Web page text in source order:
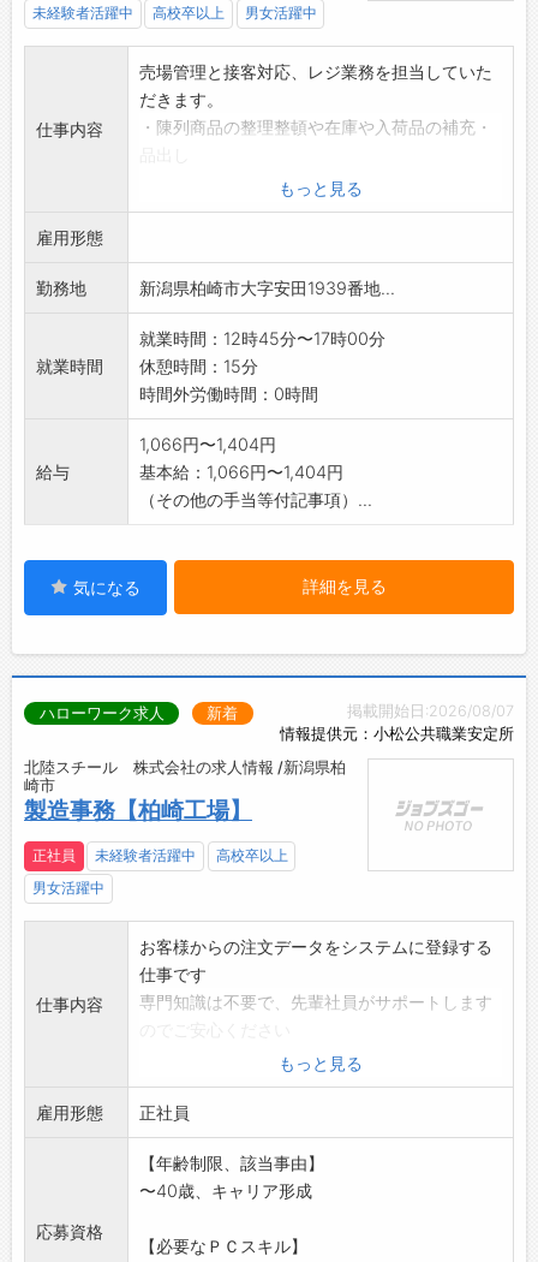
未経験者活躍中 高校卒以上 男女活躍中
仕事内容
売場管理と接客対応、レジ業務を担当していた
だきます。
・陳列商品の整理整頓や在庫や入荷品の補充・
・新商品や季節に応じた商品の陳列変更
・お客様からの商品問合わせへの対応
することがあります
★先輩スタッフが一から丁寧にお教えしますの
でご安心ください。
※レジの操作方法は動画を使って説明しま
す。
★勤務曜日や時間帯により、時給の加給があり
変更範囲:変更なし
もっと見る
雇用形態
勤務地 新潟県柏崎市大字安田1939番地...
就業時間
就業時間：12時45分〜17時00分
休憩時間：15分
時間外労働時間：0時間
給与
1,066円〜1,404円
基本給：1,066円〜1,404円
（その他の手当等付記事項）...
気になる 詳細を見る
掲載開始日:2026/08/07
情報提供元：小松公共職業安定所
ハローワーク求人 新着
北陸スチール 株式会社の求人情報 /新潟県柏
崎市
製造事務【柏崎工場】
正社員 未経験者活躍中
高校卒以上
男女活躍中
仕事内容
お客様からの注文データをシステムに登録する
仕事です
専門知識は不要で、先輩社員がサポートします
パソコンの基本操作ができる方、細かい作業を
コツコツやるのが好
きな方、歓迎します
《業務の変更範囲:会社の定める業務》
※事前連絡いただければ応募前職場見学ができ
ます。
もっと見る
雇用形態 正社員
応募資格
【年齢制限、該当事由】
〜40歳、キャリア形成
【必要なＰＣスキル】